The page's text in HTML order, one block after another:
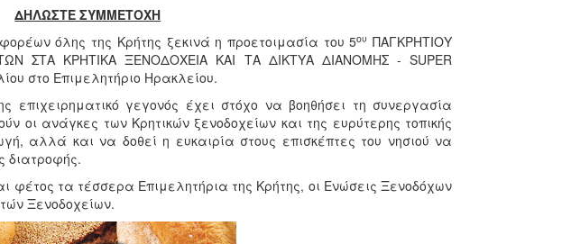
ΔΗΛΩΣΤΕ ΣΥΜΜΕΤΟΧΗ
όλης της Κρήτης ξεκινά η προετοιμασία του 5ου ΠΑΓΚΡΗΤΙΟΥ
ΣΤΑ ΚΡΗΤΙΚΑ ΞΕΝΟΔΟΧΕΙΑ ΚΑΙ ΤΑ ΔΙΚΤΥΑ ΔΙΑΝΟΜΗΣ - SUPER
στο Επιμελητήριο Ηρακλείου.
επιχειρηματικό γεγονός έχει στόχο να βοηθήσει τη συνεργασία
οι ανάγκες των Κρητικών ξενοδοχείων και της ευρύτερης τοπικής
αλλά και να δοθεί η ευκαιρία στους επισκέπτες του νησιού να
διατροφής.
τα τέσσερα Επιμελητήρια της Κρήτης, οι Ενώσεις Ξενοδόχων
Ξενοδοχείων.